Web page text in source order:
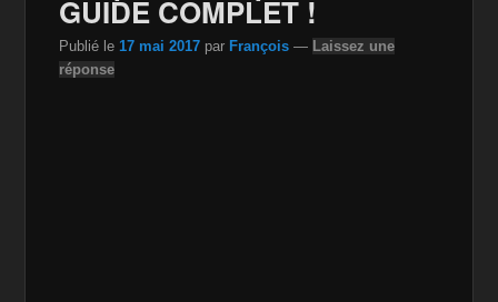
GUIDE COMPLET !
Publié le 17 mai 2017 par François — Laissez une
réponse